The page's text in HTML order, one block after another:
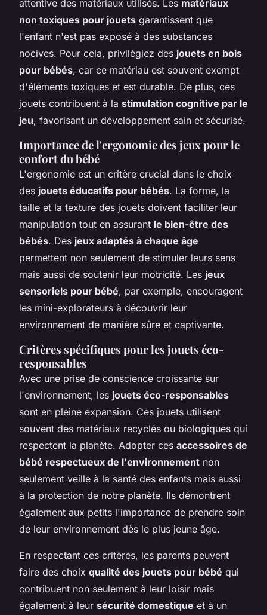
attentive des matériaux utilisés. Les matériaux
non toxiques pour jouets garantissent que
l'enfant n'est pas exposé à des substances
nocives. Pour cela, privilégiez des jouets en bois
pour bébés, car ce matériau est souvent exempt
d'éléments toxiques et est durable. De plus, ces
jouets contribuent à la stimulation cognitive par le
jeu, favorisant un développement sain et sécurisé.
Importance de l'ergonomie des jeux pour le
confort du bébé
L'ergonomie est un critère crucial dans le choix
des jouets éducatifs pour bébés. La forme, la
taille et la texture des jouets doivent faciliter leur
manipulation tout en assurant le bien-être des
bébés. Des jeux adaptés à chaque âge
permettent non seulement de stimuler leurs sens
mais aussi de soutenir leur motricité. Les jeux
sensoriels pour bébé, par exemple, encouragent
les mini-explorateurs à découvrir leur
environnement de manière sûre et captivante.
Critères spécifiques pour les jouets éco-
responsables
Avec une prise de conscience croissante sur
l'environnement, les jouets éco-responsables
sont en pleine expansion. Ces jouets utilisent
souvent des matériaux recyclés ou biologiques qui
respectent la planète. Adopter ces accessoires de
bébé respectueux de l'environnement non
seulement veille à la santé des enfants mais aussi
à la protection de notre planète. Ils démontrent
également aux petits l'importance de prendre soin
de leur environnement dès le plus jeune âge.
En respectant ces critères, les parents peuvent
faire des choix qualité des jouets pour bébé qui
contribuent non seulement à leur loisir mais
également à leur sécurité domestique et à un